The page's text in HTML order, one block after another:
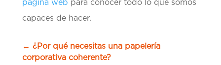
página web para conocer todo lo que somos
capaces de hacer.
← ¿Por qué necesitas una papelería
corporativa coherente?